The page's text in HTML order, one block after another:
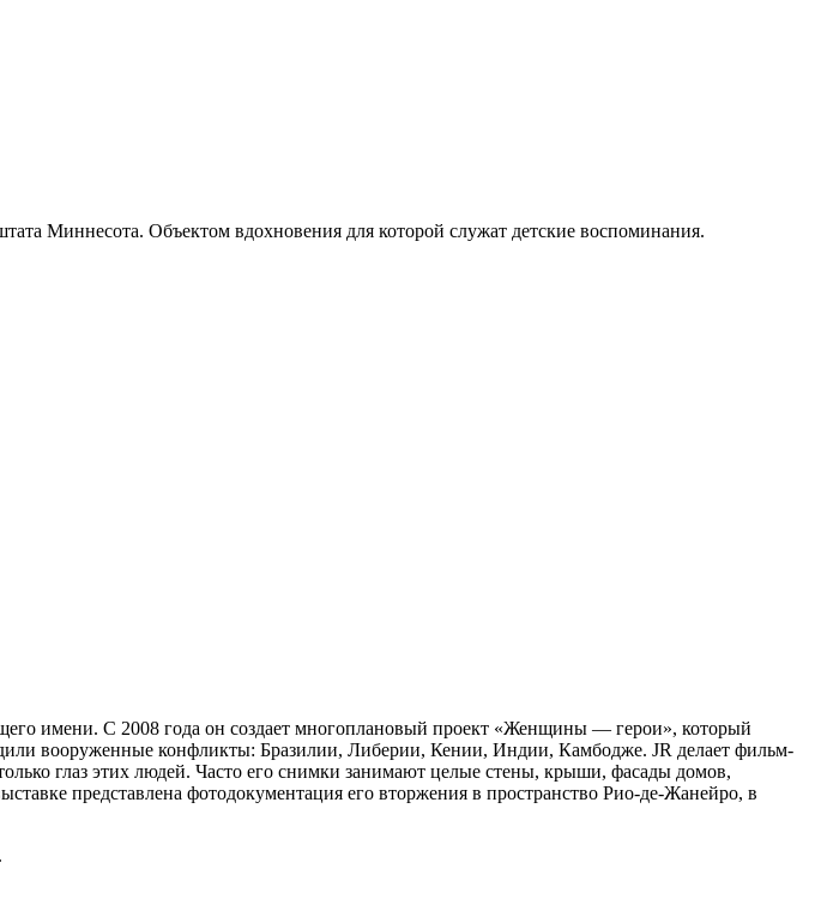
Миннесота. Объектом вдохновения для которой служат детские воспоминания.
имени. С 2008 года он создает многоплановый проект «Женщины — герои», который
вооруженные конфликты: Бразилии, Либерии, Кении, Индии, Камбодже. JR делает фильм-
глаз этих людей. Часто его снимки занимают целые стены, крыши, фасады домов,
представлена фотодокументация его вторжения в пространство Рио-де-Жанейро, в